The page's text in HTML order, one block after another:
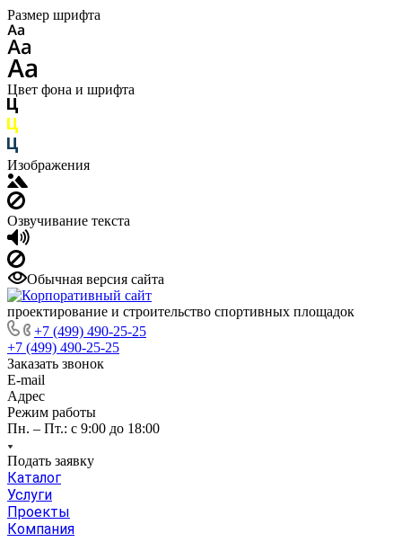
Размер шрифта
Цвет фона и шрифта
Изображения
Озвучивание текста
Обычная версия сайта
проектирование и строительство спортивных площадок
+7 (499) 490-25-25
+7 (499) 490-25-25
Заказать звонок
E-mail
Адрес
Режим работы
Пн. – Пт.: с 9:00 до 18:00
Подать заявку
Каталог
Услуги
Проекты
Компания